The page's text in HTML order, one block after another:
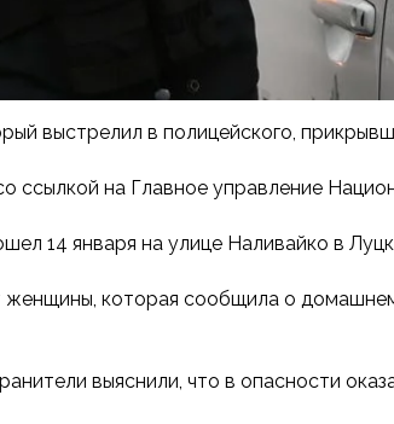
выстрелил в полицейского,
на Главное управление
14 января на улице Наливайко в
которая сообщила о
выяснили, что в опасности